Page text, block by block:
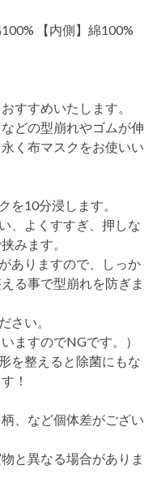
【内側】綿100%
すすめいたします。
どの型崩れやゴムが伸
く布マスクをお使いい
を10分浸します。
、よくすすぎ、押しな
みます。
ありますので、しっか
る事で型崩れを防ぎま
さい。
ますのでNGです。）
を整えると除菌にもな
！
、など個体差がござい
と異なる場合がありま